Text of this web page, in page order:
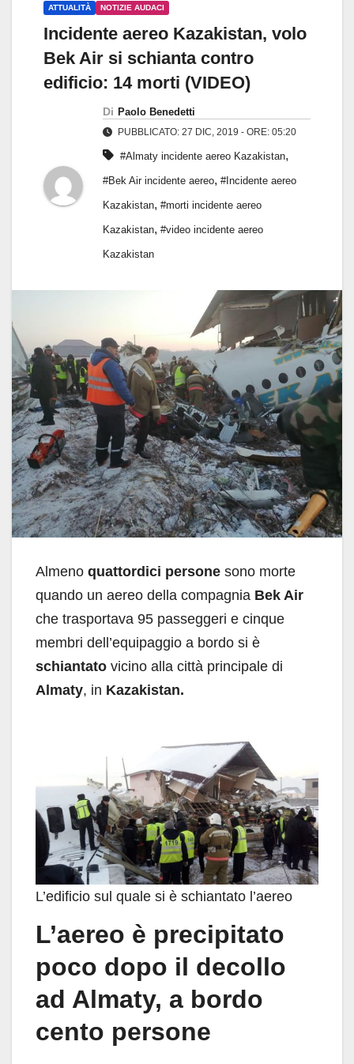
ATTUALITÀ NOTIZIE AUDACI
Incidente aereo Kazakistan, volo
Bek Air si schianta contro
edificio: 14 morti (VIDEO)
Di Paolo Benedetti
PUBBLICATO: 27 DIC, 2019 - ORE: 05:20
#Almaty incidente aereo Kazakistan,
#Bek Air incidente aereo, #Incidente aereo
Kazakistan, #morti incidente aereo
Kazakistan, #video incidente aereo
Kazakistan
Almeno quattordici persone sono morte
quando un aereo della compagnia Bek Air
che trasportava 95 passeggeri e cinque
membri dell’equipaggio a bordo si è
schiantato vicino alla città principale di
Almaty, in Kazakistan.
L’edificio sul quale si è schiantato l’aereo
L’aereo è precipitato
poco dopo il decollo
ad Almaty, a bordo
cento persone